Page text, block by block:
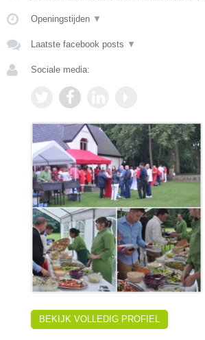
Openingstijden ▼
Laatste facebook posts ▼
Sociale media:
BEKIJK VOLLEDIG PROFIEL